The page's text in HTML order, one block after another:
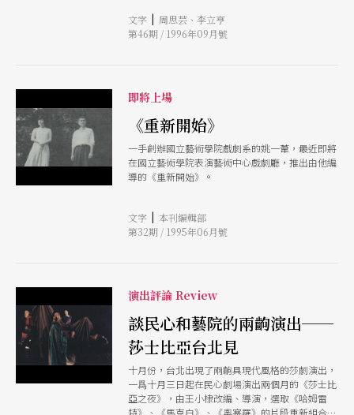
導演手法，進行了深度的討論。
文字 | 周思芸、李立亨
第46期 / 1996年09月號
即將上場
《重新開始》
一手創辦國立藝術學院戲劇系的姚一葦，最近即將
在國立藝術學院表演藝術中心戲劇廳，推出由他編
導的《重新開始》。
文字 | 本刊編輯部
第32期 / 1995年06月號
演出評論 Review
談民心和藝院的兩齣演出──
莎士比亞台北見
十月份，台北出現了兩齣具現代風格的莎劇演出，
一爲十月三日起在民心劇場演出兩個月的《莎士比
亞之夜》，由王小棣改編、導演，選取《哈姆雷
特》、《馬克白》、《奧塞羅》的片段重新組合，